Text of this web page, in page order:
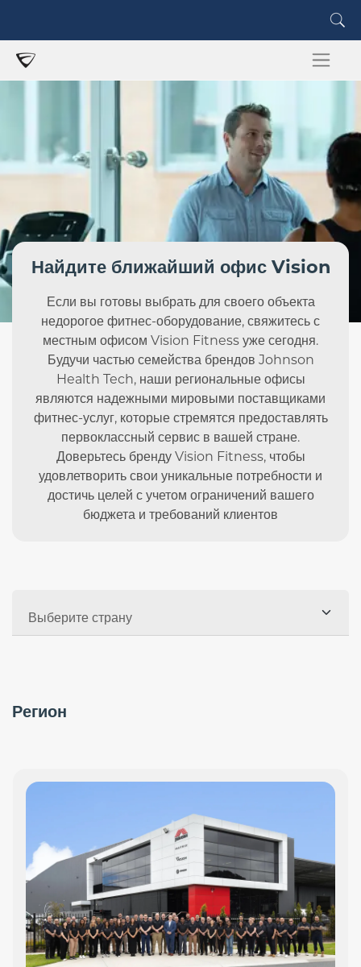
Найдите ближайший офис Vision
Если вы готовы выбрать для своего объекта
недорогое фитнес-оборудование, свяжитесь с
местным офисом Vision Fitness уже сегодня.
Будучи частью семейства брендов Johnson
Health Tech, наши региональные офисы
являются надежными мировыми поставщиками
фитнес-услуг, которые стремятся предоставлять
первоклассный сервис в вашей стране.
Доверьтесь бренду Vision Fitness, чтобы
удовлетворить свои уникальные потребности и
достичь целей с учетом ограничений вашего
бюджета и требований клиентов
Регион